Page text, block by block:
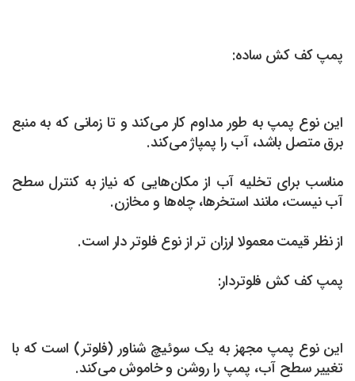
پمپ کف کش ساده:
این نوع پمپ به طور مداوم کار می‌کند و تا زمانی که به منبع
برق متصل باشد، آب را پمپاژ می‌کند.
مناسب برای تخلیه آب از مکان‌هایی که نیاز به کنترل سطح
آب نیست، مانند استخرها، چاه‌ها و مخازن.
از نظر قیمت معمولا ارزان تر از نوع فلوتر دار است.
پمپ کف کش فلوتردار:
این نوع پمپ مجهز به یک سوئیچ شناور (فلوتر) است که با
تغییر سطح آب، پمپ را روشن و خاموش می‌کند.